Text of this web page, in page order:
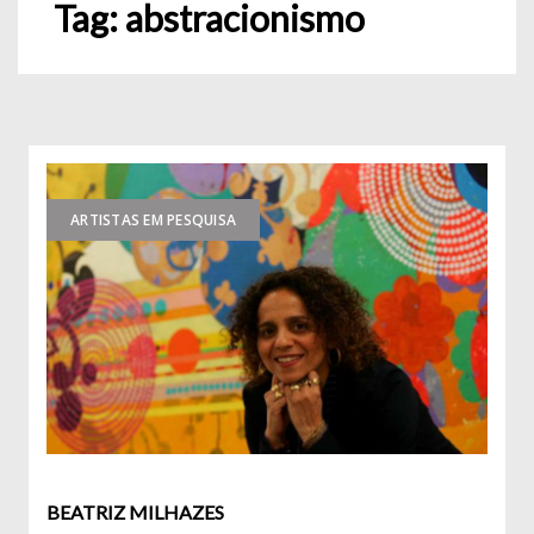
Tag:abstracionismo
ARTISTAS EM PESQUISA
BEATRIZ MILHAZES